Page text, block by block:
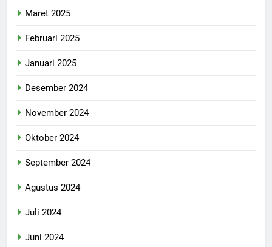
Maret 2025
Februari 2025
Januari 2025
Desember 2024
November 2024
Oktober 2024
September 2024
Agustus 2024
Juli 2024
Juni 2024